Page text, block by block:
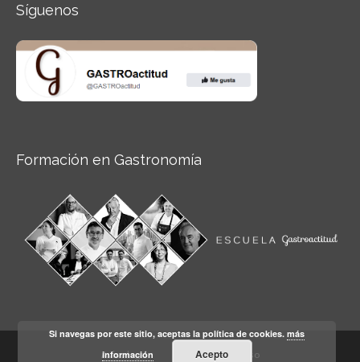
Síguenos
Formación en Gastronomía
Aviso legal Condiciones de Uso
Si navegas por este sitio, aceptas la política de cookies.más
información
Acepto